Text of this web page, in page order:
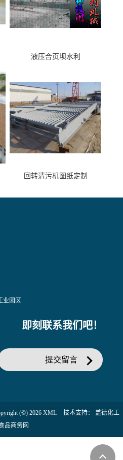
液压合页坝水利
回转清污机图纸定制
业园区
即刻联系我们吧！
提交留言
(©) 2026 XML 技术支持： 盖德化工
品商务网